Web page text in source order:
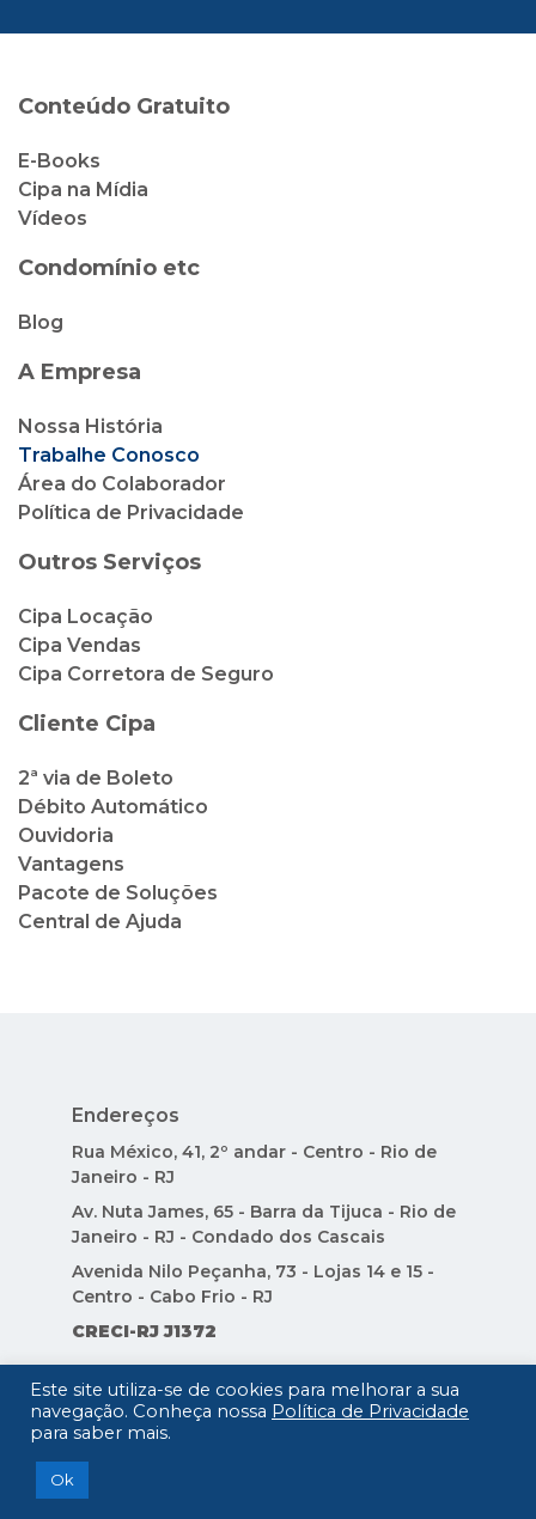
Conteúdo Gratuito
E-Books
Cipa na Mídia
Vídeos
Condomínio etc
Blog
A Empresa
Nossa História
Trabalhe Conosco
Área do Colaborador
Política de Privacidade
Outros Serviços
Cipa Locação
Cipa Vendas
Cipa Corretora de Seguro
Cliente Cipa
2ª via de Boleto
Débito Automático
Ouvidoria
Vantagens
Pacote de Soluções
Central de Ajuda
Endereços
Rua México, 41, 2º andar - Centro - Rio de
Janeiro - RJ
Av. Nuta James, 65 - Barra da Tijuca - Rio de
Janeiro - RJ - Condado dos Cascais
Avenida Nilo Peçanha, 73 - Lojas 14 e 15 -
Centro - Cabo Frio - RJ
CRECI-RJ J1372
Atendimento Rio de Janeiro
+55 21 2196 5000
Atendimento Cabo Frio
Este site utiliza-se de cookies para melhorar a sua
navegação. Conheça nossa Política de Privacidade
para saber mais.
Ok